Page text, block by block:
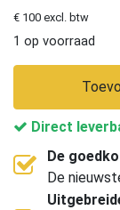
€ 100 excl. btw
1 op voorraad
Direct
De
De